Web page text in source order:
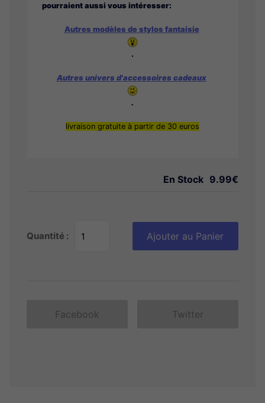
pourraient aussi vous intéresser:
Autres modèles de stylos fantaisie
.
Autres univers d'accessoires cadeaux
.
livraison gratuite à partir de 30 euros
En Stock 9.99€
Quantité : Ajouter au Panier
Facebook Twitter